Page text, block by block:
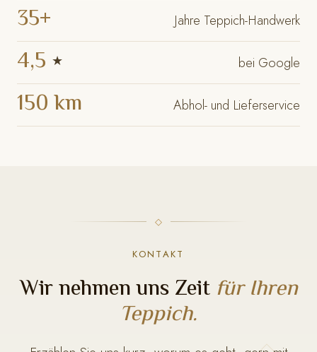
35+ Jahre Teppich-Handwerk
4,5 ★ bei Google
150 km Abhol- und Lieferservice
KONTAKT
Wir nehmen uns Zeit für Ihren
Teppich.